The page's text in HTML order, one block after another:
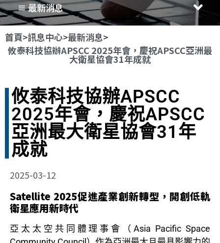
≡ 最新消息
首頁>訊息中心>最新消息>
攸泰科技協辦APSCC 2025年會，慶祝APSCC亞洲最
大衛星協會31年成就
攸泰科技協辦APSCC
2025年會，慶祝APSCC
亞洲最大衛星協會31年
成就
2025-03-12
Satellite 2025促進產業創新轉型，開創低軌
衛星應用新時代
亞太太空共同體理事會（Asia Pacific Space